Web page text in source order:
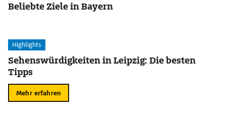
Beliebte Ziele in Bayern
Highlights
Sehenswürdigkeiten in Leipzig: Die besten
Tipps
Mehr erfahren